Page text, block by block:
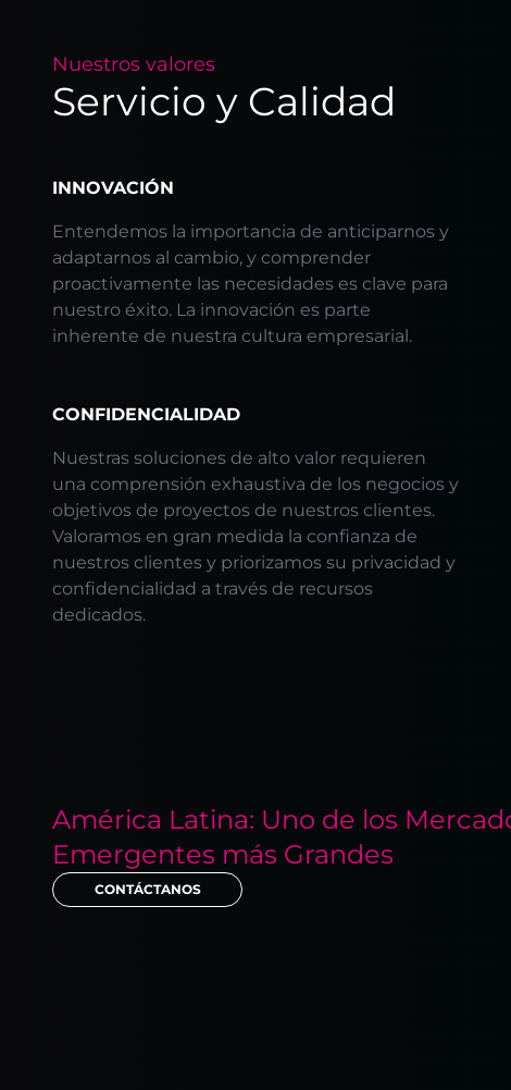
Nuestros valores
Servicio y Calidad
INNOVACIÓN
Entendemos la importancia de anticiparnos y
adaptarnos al cambio, y comprender
proactivamente las necesidades es clave para
nuestro éxito. La innovación es parte
inherente de nuestra cultura empresarial.
CONFIDENCIALIDAD
Nuestras soluciones de alto valor requieren
una comprensión exhaustiva de los negocios y
objetivos de proyectos de nuestros clientes.
Valoramos en gran medida la confianza de
nuestros clientes y priorizamos su privacidad y
confidencialidad a través de recursos
dedicados.
América Latina: Uno de los
Emergentes más Grandes
CONTÁCTANOS